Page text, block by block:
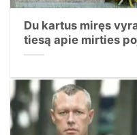
Du kartus miręs
tiesą apie mirties